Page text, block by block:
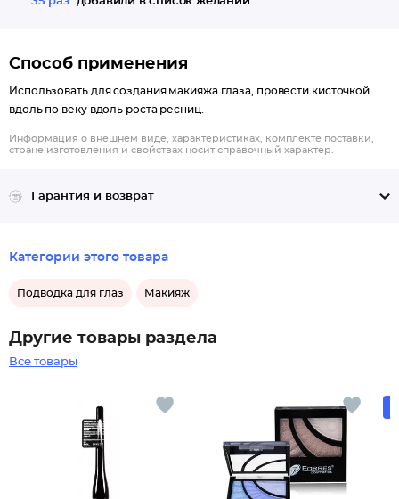
Способ применения
Использовать для создания макияжа глаза, провести кисточкой
вдоль по веку вдоль роста ресниц.
Информация о внешнем виде, характеристиках, комплекте поставки,
стране изготовления и свойствах носит справочный характер.
Гарантия и возврат
Категории этого товара
Подводка для глаз Макияж
Другие товары раздела
Все товары